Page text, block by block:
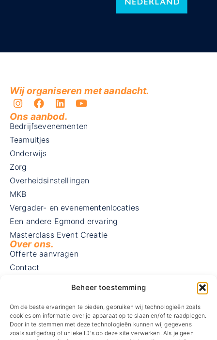
Beheer toestemming
Om de beste ervaringen te bieden, gebruiken wij technologieën zoals
cookies om informatie over je apparaat op te slaan en/of te raadplegen.
Door in te stemmen met deze technologieën kunnen wij gegevens
zoals surfgedrag of unieke ID's op deze site verwerken. Als je geen
Wij organiseren met aandacht.
Ons aanbod.
Bedrijfsevenementen
Teamuitjes
Onderwijs
Zorg
Overheidsinstellingen
MKB
Vergader- en evenementenlocaties
Een andere Egmond ervaring
Masterclass Event Creatie
Over ons.
Offerte aanvragen
Contact
Visie en missie
MVO
Routebeschrijving